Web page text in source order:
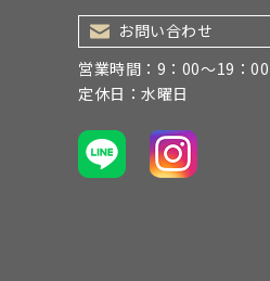
お問い合わせ
営業時間：9：00～19：00
定休日：水曜日